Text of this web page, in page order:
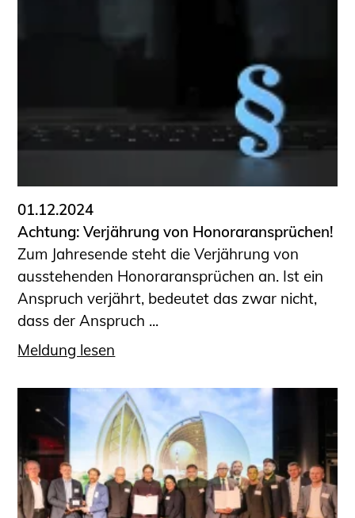
01.12.2024
Achtung: Verjährung von Honoraransprüchen!
Zum Jahresende steht die Verjährung von
ausstehenden Honoraransprüchen an. Ist ein
Anspruch verjährt, bedeutet das zwar nicht,
dass der Anspruch ...
Meldung lesen